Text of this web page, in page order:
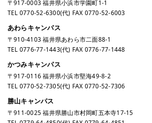
〒917-0003 福井県小浜市学園町1-1
TEL 0770-52-6300(代) FAX 0770-52-6003
あわらキャンパス
〒910-4103 福井県あわら市二面88-1
TEL 0776-77-1443(代) FAX 0776-77-1448
かつみキャンパス
〒917-0116 福井県小浜市堅海49-8-2
TEL 0770-52-7305(代) FAX 0770-52-7306
勝山キャンパス
〒911-0025 福井県勝山市村岡町五本寺17-15